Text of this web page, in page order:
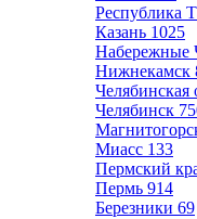
Республика
Казань 1025
Набережные
Нижнекамск
Челябинская
Челябинск
Миасс 133
Пермский
Пермь 914
Березники 69